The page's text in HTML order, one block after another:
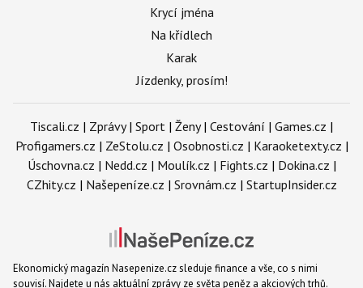
Krycí jména
Na křídlech
Karak
Jízdenky, prosím!
Tiscali.cz | Zprávy| Sport | Ženy| Cestování | Games.cz |
Profigamers.cz | ZeStolu.cz | Osobnosti.cz | Karaoketexty.cz |
Úschovna.cz | Nedd.cz | Moulík.cz | Fights.cz | Dokina.cz |
CZhity.cz | Našepeníze.cz | Srovnám.cz | StartupInsider.cz
Ekonomický magazín Nasepenize.cz sleduje finance a vše, co s nimi
souvisí. Najdete u nás aktuální zprávy ze světa peněz a akciových trhů.